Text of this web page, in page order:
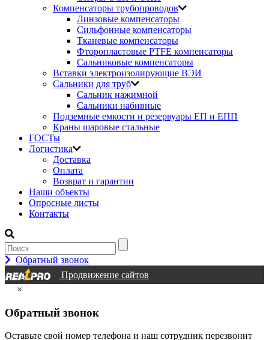
Компенсаторы трубопроводов
Линзовые компенсаторы
Сильфонные компенсаторы
Тканевые компенсаторы
Фторопластовые PTFE компенсаторы
Сальниковые компенсаторы
Вставки электроизолирующие ВЭИ
Сальники для труб
Сальник нажимной
Сальники набивные
Подземные емкости и резервуары ЕП и ЕПП
Краны шаровые стальные
ГОСТы
Логистика
Доставка
Оплата
Возврат и гарантии
Наши объекты
Опросные листы
Контакты
Обратный звонок
Продвижение сайтов
×
Обратный звонок
Оставьте свой номер телефона и наш сотрудник перезвонит